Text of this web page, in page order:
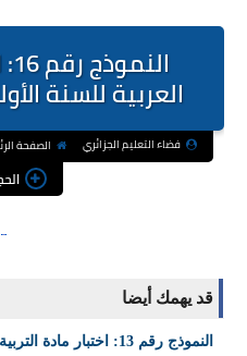
العربية للسنة
فضاء التعليم الجزائري الصفحة
قد يهمك أيضا
النموذج رقم 13: اختبار